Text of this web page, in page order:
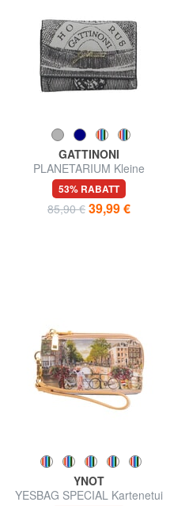
GATTINONI
PLANETARIUM Kleine
Geldbörse mit Überschlag
53% RABATT
85,90 € 39,99 €
YNOT
YESBAG SPECIAL Kartenetui